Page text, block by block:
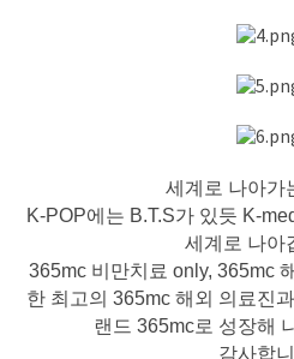
세계로 나아가
K-POP에는 B.T.S가 있듯 K-
세계로 나아
365mc 비만치료 only, 365mc
한 최고의 365mc 해외 의료진
랜드 365mc로 성장해
감사합